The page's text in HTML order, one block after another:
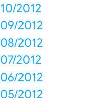
10/2012
09/2012
08/2012
07/2012
06/2012
05/2012